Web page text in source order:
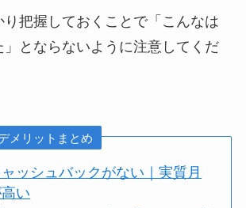
把握しておくことで「こんなは
とならないように注意してくだ
メリットまとめ
ッシュバックがない｜実質月
い